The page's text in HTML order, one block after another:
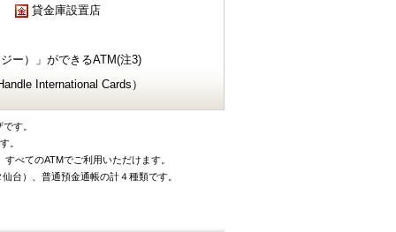
貸金庫設置店
ー）」ができるATM(注3)
International Cards）
す。
。
べてのATMでご利用いただけます。
台）、普通預金通帳の計４種類です。